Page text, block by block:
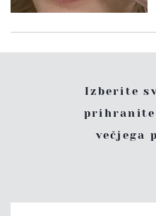
Izberite
prihranite
večjega